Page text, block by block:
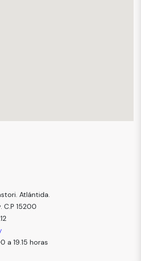
Atlántida.
15200
a 19.15 horas